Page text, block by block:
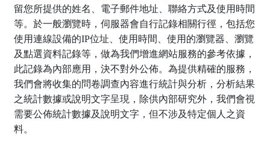
留您所提供的姓名、電子郵件地址、聯絡方式及使用時間
等。於一般瀏覽時，伺服器會自行記錄相關行徑，包括您
使用連線設備的IP位址、使用時間、使用的瀏覽器、瀏覽
及點選資料記錄等，做為我們增進網站服務的參考依據，
此記錄為內部應用，決不對外公佈。為提供精確的服務，
我們會將收集的問卷調查內容進行統計與分析，分析結果
之統計數據或說明文字呈現，除供內部研究外，我們會視
需要公佈統計數據及說明文字，但不涉及特定個人之資
料。